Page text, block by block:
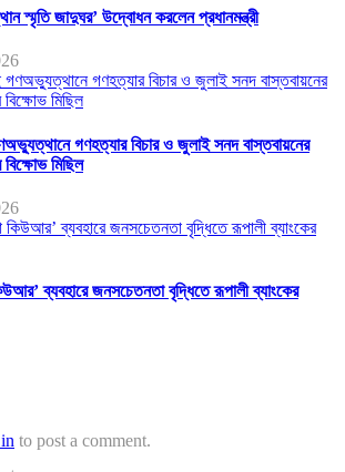
স্মৃতি জাদুঘর’ উদ্বোধন করলেন প্রধানমন্ত্রী
গণহত্যার বিচার ও জুলাই সনদ বাস্তবায়নের
বিক্ষোভ মিছিল
ব্যবহারে জনসচেতনতা বৃদ্ধিতে রূপালী ব্যাংকের
to post a comment.